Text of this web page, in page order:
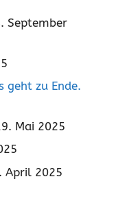
September
geht zu Ende.
Mai 2025
April 2025